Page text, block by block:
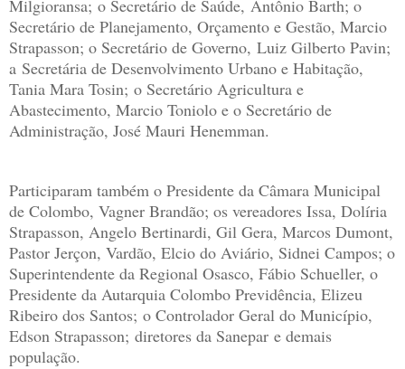
Milgioransa; o Secretário de Saúde, Antônio Barth; o
Secretário de Planejamento, Orçamento e Gestão, Marcio
Strapasson; o Secretário de Governo, Luiz Gilberto Pavin;
a Secretária de Desenvolvimento Urbano e Habitação,
Tania Mara Tosin; o Secretário Agricultura e
Abastecimento, Marcio Toniolo e o Secretário de
Administração, José Mauri Henemman.
Participaram também o Presidente da Câmara Municipal
de Colombo, Vagner Brandão; os vereadores Issa, Dolíria
Strapasson, Angelo Bertinardi, Gil Gera, Marcos Dumont,
Pastor Jerçon, Vardão, Elcio do Aviário, Sidnei Campos; o
Superintendente da Regional Osasco, Fábio Schueller, o
Presidente da Autarquia Colombo Previdência, Elizeu
Ribeiro dos Santos; o Controlador Geral do Município,
Edson Strapasson; diretores da Sanepar e demais
população.